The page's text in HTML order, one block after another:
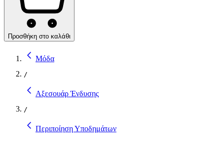
Προσθήκη στο καλάθι
Μόδα
/
Αξεσουάρ Ένδυσης
/
Περιποίηση Υποδημάτων